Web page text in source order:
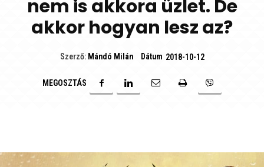
nem is akkora üzlet. De
akkor hogyan lesz az?
Szerző: Mándó Milán Dátum 2018-10-12
MEGOSZTÁS